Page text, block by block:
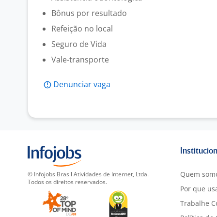
Bônus por resultado
Refeição no local
Seguro de Vida
Vale-transporte
Denunciar vaga
© Infojobs Brasil Atividades de Internet, Ltda.
Todos os direitos reservados.
Quem
Por que
Trabalhe